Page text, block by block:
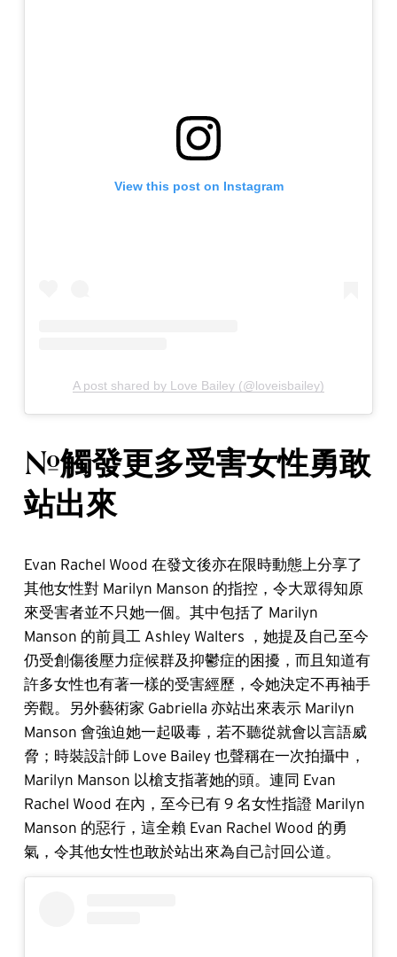
View this post on Instagram
A post shared by Love Bailey (@loveisbailey)
#觸發更多受害女性勇敢
站出來
Evan Rachel Wood 在發文後亦在限時動態上分享了
其他女性對 Marilyn Manson 的指控，令大眾得知原
來受害者並不只她一個。其中包括了 Marilyn
Manson 的前員工 Ashley Walters ，她提及自己至今
仍受創傷後壓力症候群及抑鬱症的困擾，而且知道有
許多女性也有著一樣的受害經歷，令她決定不再袖手
旁觀。另外藝術家 Gabriella 亦站出來表示 Marilyn
Manson 會強迫她一起吸毒，若不聽從就會以言語威
脅；時裝設計師 Love Bailey 也聲稱在一次拍攝中，
Marilyn Manson 以槍支指著她的頭。連同 Evan
Rachel Wood 在內，至今已有 9 名女性指證 Marilyn
Manson 的惡行，這全賴 Evan Rachel Wood 的勇
氣，令其他女性也敢於站出來為自己討回公道。